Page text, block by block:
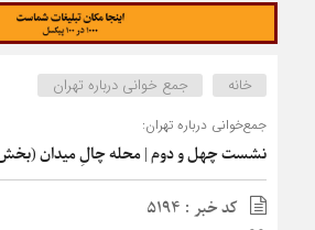
خانه جمع‌ خوانی درباره تهران
جمع‌خوانی درباره تهران:
نشست چهل و دوم | محله چالِ میدان (بخش
کد خبر : 5194